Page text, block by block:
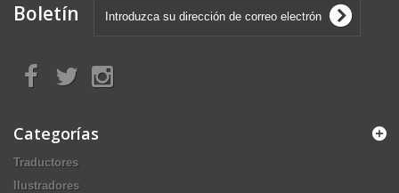
Boletín
Categorías
Traductores
Ilustradores